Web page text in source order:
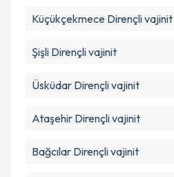
Küçükçekmece Dirençli vajinit
Şişli Dirençli vajinit
Üsküdar Dirençli vajinit
Ataşehir Dirençli vajinit
Bağcılar Dirençli vajinit